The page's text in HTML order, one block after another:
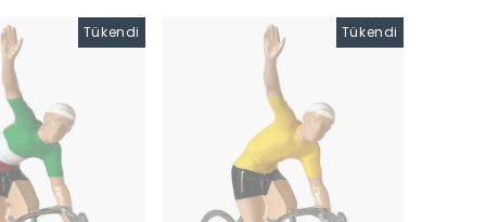
Tükendi Tükendi